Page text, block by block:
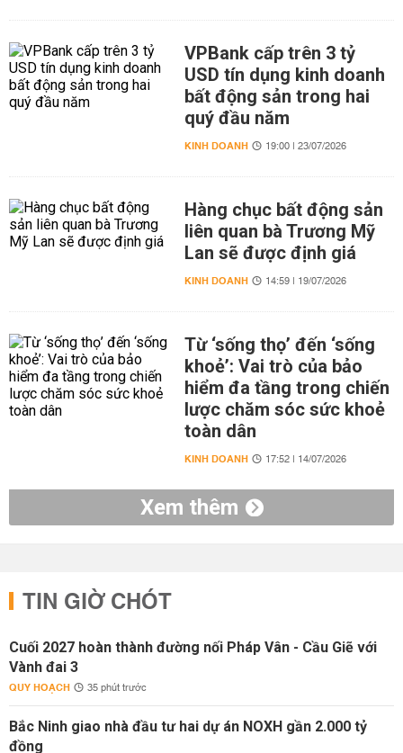
VPBank cấp trên 3 tỷ
USD tín dụng kinh doanh
bất động sản trong hai
quý đầu năm
KINH DOANH 19:00 | 23/07/2026
Hàng chục bất động sản
liên quan bà Trương Mỹ
Lan sẽ được định giá
KINH DOANH 14:59 | 19/07/2026
Từ ‘sống thọ’ đến ‘sống
khoẻ’: Vai trò của bảo
hiểm đa tầng trong chiến
lược chăm sóc sức khoẻ
toàn dân
KINH DOANH 17:52 | 14/07/2026
Xem thêm
TIN GIỜ CHÓT
Cuối 2027 hoàn thành đường nối Pháp Vân - Cầu Giẽ với
Vành đai 3
QUY HOẠCH 35 phút trước
Bắc Ninh giao nhà đầu tư hai dự án NOXH gần 2.000 tỷ
đồng